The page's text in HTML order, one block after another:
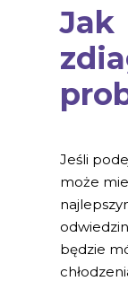
Jak
Jeśli
może
będzie